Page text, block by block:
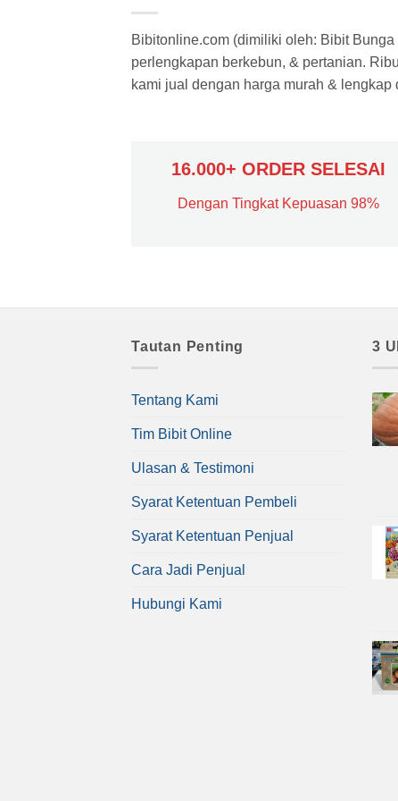
Bibitonline.com (dimiliki oleh: Bibit
perlengkapan berkebun, & pertanian.
kami jual dengan harga murah &
16.000+ ORDER SELESAI
Dengan Tingkat Kepuasan 98%
Tautan Penting
Tentang Kami
Tim Bibit Online
Ulasan & Testimoni
Syarat Ketentuan Pembeli
Syarat Ketentuan Penjual
Cara Jadi Penjual
Hubungi Kami
3